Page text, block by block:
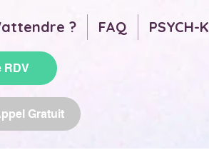
? FAQ PSYCH-K
RDV
Gratuit